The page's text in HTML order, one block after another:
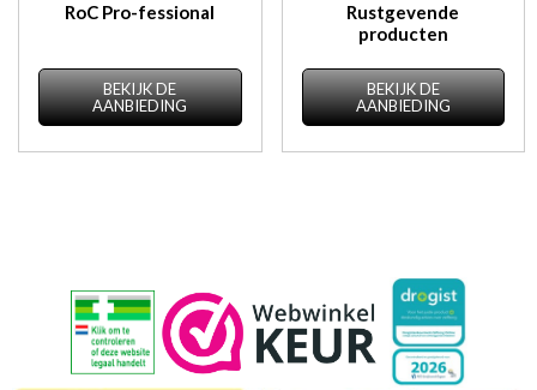
RoC Pro-fessional
BEKIJK DE
AANBIEDING
Rustgevende
producten
BEKIJK DE
AANBIEDING